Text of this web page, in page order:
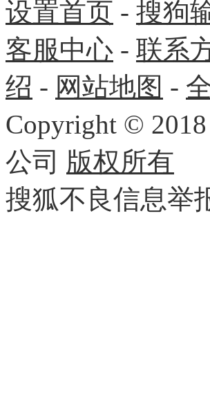
设置首页 - 搜狗
客服中心 - 联系
绍 - 网站地图 -
Copyright ©
公司 版权所有
搜狐不良信息举